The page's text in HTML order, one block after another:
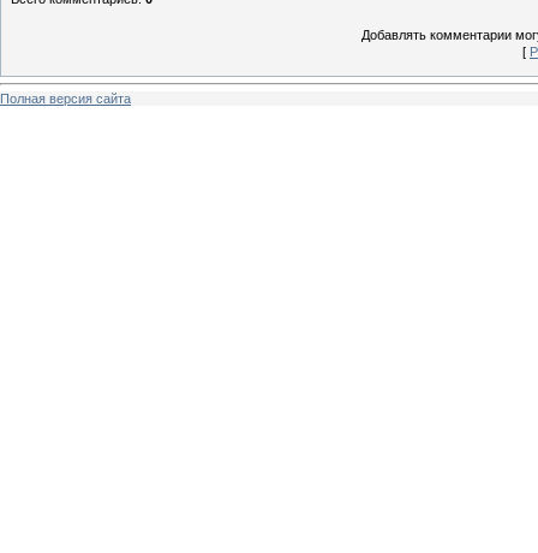
Добавлять комментарии
[
Полная версия сайта